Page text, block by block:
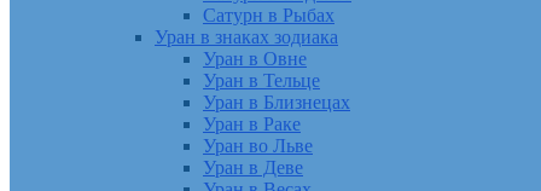
Сатурн в Рыбах
Уран в знаках зодиака
Уран в Овне
Уран в Тельце
Уран в Близнецах
Уран в Раке
Уран во Льве
Уран в Деве